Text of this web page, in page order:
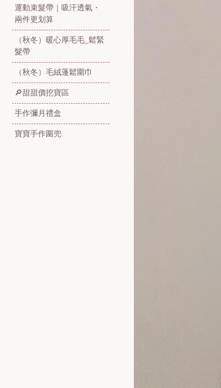
運動束髮帶｜吸汗透氣・
兩件更划算
（秋冬）暖心厚毛毛_鬆緊
髮帶
（秋冬）毛絨蓬鬆圍巾
🔎甜甜價挖寶區
手作彌月禮盒
寶寶手作圍兜